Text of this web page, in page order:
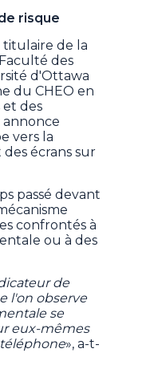
risque
titulaire de la
des
d'Ottawa
du CHEO en
des
vers la
des écrans sur
passé devant
confrontés à
ou à des
de
l'on observe
se
eux-mêmes
», a-t-